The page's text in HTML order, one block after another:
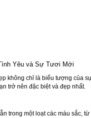
Yêu và Sự Tươi Mới
không chỉ là biểu tượng của
trở nên đặc biệt và đẹp nhất.
trong một loạt các màu sắc,